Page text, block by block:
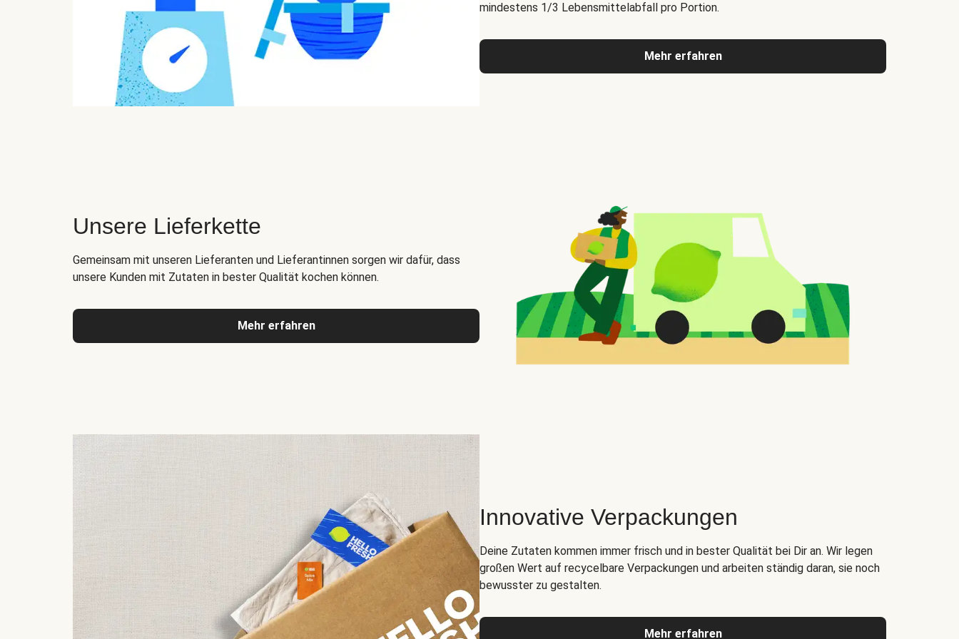
mindestens 1/3 Lebensmittelabfall pro Portion.
Mehr erfahren
Unsere Lieferkette
Gemeinsam mit unseren Lieferanten und Lieferantinnen sorgen wir dafür, dass
unsere Kunden mit Zutaten in bester Qualität kochen können.
Mehr erfahren
Innovative Verpackungen
Deine Zutaten kommen immer frisch und in bester Qualität bei Dir an. Wir legen
großen Wert auf recycelbare Verpackungen und arbeiten ständig daran, sie noch
bewusster zu gestalten.
Mehr erfahren